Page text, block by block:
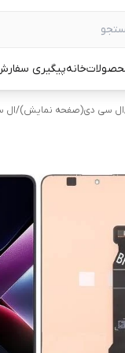
خانهپیگیری
ال سی دی(صفحه نمایش)/ال